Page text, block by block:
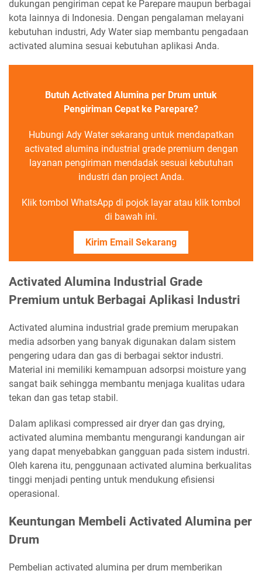
dukungan pengiriman cepat ke Parepare maupun berbagai
kota lainnya di Indonesia. Dengan pengalaman melayani
kebutuhan industri, Ady Water siap membantu pengadaan
activated alumina sesuai kebutuhan aplikasi Anda.
Butuh Activated Alumina per Drum untuk
Pengiriman Cepat ke Parepare?
Hubungi Ady Water sekarang untuk mendapatkan
activated alumina industrial grade premium dengan
layanan pengiriman mendadak sesuai kebutuhan
industri dan project Anda.
Klik tombol WhatsApp di pojok layar atau klik tombol
di bawah ini.
Kirim Email Sekarang
Activated Alumina Industrial Grade
Premium untuk Berbagai Aplikasi Industri
Activated alumina industrial grade premium merupakan
media adsorben yang banyak digunakan dalam sistem
pengering udara dan gas di berbagai sektor industri.
Material ini memiliki kemampuan adsorpsi moisture yang
sangat baik sehingga membantu menjaga kualitas udara
tekan dan gas tetap stabil.
Dalam aplikasi compressed air dryer dan gas drying,
activated alumina membantu mengurangi kandungan air
yang dapat menyebabkan gangguan pada sistem industri.
Oleh karena itu, penggunaan activated alumina berkualitas
tinggi menjadi penting untuk mendukung efisiensi
operasional.
Keuntungan Membeli Activated Alumina per
Drum
Pembelian activated alumina per drum memberikan